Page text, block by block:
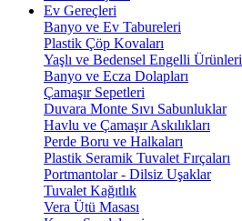
Ev Gereçleri
Banyo ve Ev Tabureleri
Plastik Çöp Kovaları
Yaşlı ve Bedensel Engelli Ürünleri
Banyo ve Ecza Dolapları
Çamaşır Sepetleri
Duvara Monte Sıvı Sabunluklar
Havlu ve Çamaşır Askılıkları
Perde Boru ve Halkaları
Plastik Seramik Tuvalet Fırçaları
Portmantolar - Dilsiz Uşaklar
Tuvalet Kağıtlık
Vera Ütü Masası